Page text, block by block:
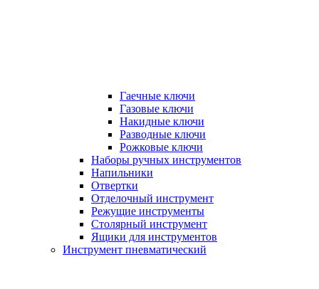
Гаечные ключи
Газовые ключи
Накидные ключи
Разводные ключи
Рожковые ключи
Наборы ручных инструментов
Напильники
Отвертки
Отделочный инструмент
Режущие инструменты
Столярный инструмент
Ящики для инструментов
Инструмент пневматический